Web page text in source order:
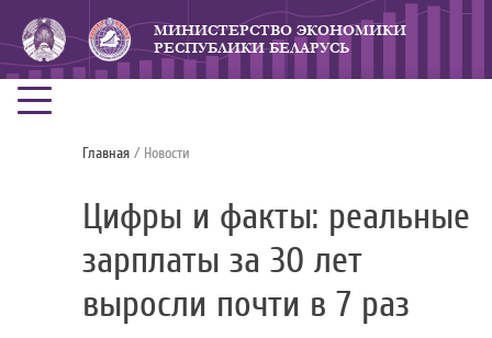
МИНИСТЕРСТВО ЭКОНОМИКИ
РЕСПУБЛИКИ БЕЛАРУСЬ
Главная / Новости
Цифры и факты: реальные
зарплаты за 30 лет
выросли почти в 7 раз